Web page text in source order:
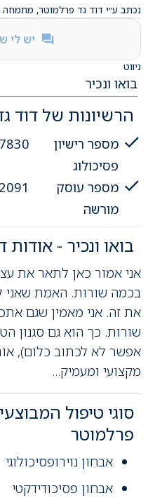
נכתב ע״י דוד גד פרלמוטר, מתמחה
יש לי
ניווט
הרשיונות של דוד
מספר רישיון
פסיכולוג
מספר עוסק
מורשה
בואו ונכיר -
אני אמור כאן לתאר את
בכמה שורות. האמת שאני
את זה. אני מאמין שגם
שורות. כך הוא גם סגנון
אפשר לא לכתוב כלום),
מקצועי ומעמיק...
סוגי טיפול
פרלמוטר
אבחון נוירופסיכולוגי
אבחון פסיכודידקטי